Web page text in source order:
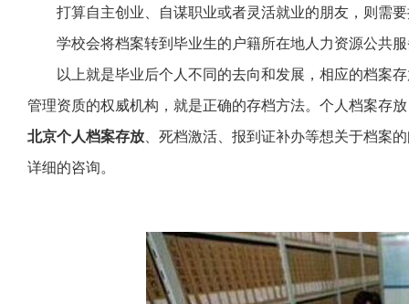
打算自主创业、自谋职业或者灵活就业的朋友，则需
学校会将档案转到毕业生的户籍所在地人力资源公共
以上就是毕业后个人不同的去向和发展，相应的档案
管理资质的权威机构，就是正确的存档方法。个人档案存
北京个人档案存放、死档激活、报到证补办等想关于档案
详细的咨询。